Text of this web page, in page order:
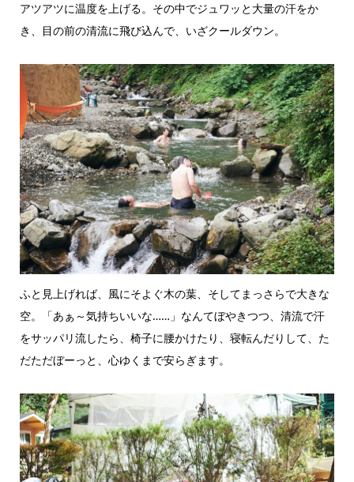
アツアツに温度を上げる。その中でジュワッと大量の汗をか
き、目の前の清流に飛び込んで、いざクールダウン。
ふと見上げれば、風にそよぐ木の葉、そしてまっさらで大きな
空。「あぁ～気持ちいいな……」なんてぼやきつつ、清流で汗
をサッパリ流したら、椅子に腰かけたり、寝転んだりして、た
だただぼーっと、心ゆくまで安らぎます。